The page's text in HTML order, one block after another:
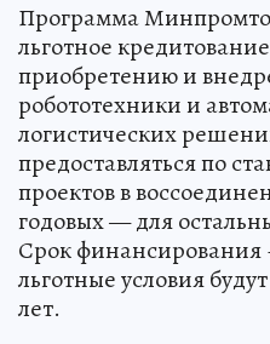
Программа
льготное
приобретению и
робототехники и
логистических
предоставляться по
проектов в
годовых — для
Срок финансирования
льготные условия
лет.